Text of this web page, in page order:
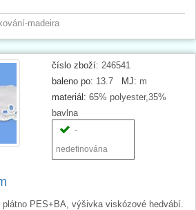
madeira
číslo zboží: 246541
baleno po: 13.7 MJ: m
materiál: 65% polyester,35%
bavlna
-
nedefinována
PES+BA, výšivka viskózové hedvábí.